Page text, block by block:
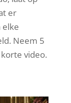
er
elke
Neem 5
video.